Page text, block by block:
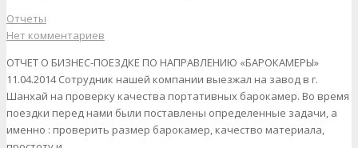
Отчеты
Нет комментариев
ОТЧЕТ О БИЗНЕС-ПОЕЗДКЕ ПО НАПРАВЛЕНИЮ «БАРОКАМЕРЫ»
11.04.2014 Сотрудник нашей компании выезжал на завод в г.
Шанхай на проверку качества портативных барокамер. Во время
поездки перед нами были поставлены определенные задачи, а
именно : проверить размер барокамер, качество материала,